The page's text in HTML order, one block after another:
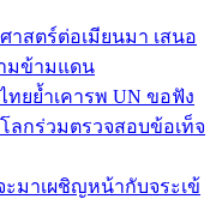
าสตร์ต่อเมียนมา เสนอ
ามข้ามแดน
ยย้ำเคารพ UN ขอฟัง
ลกร่วมตรวจสอบข้อเท็จ
ะมาเผชิญหน้ากับจระเข้